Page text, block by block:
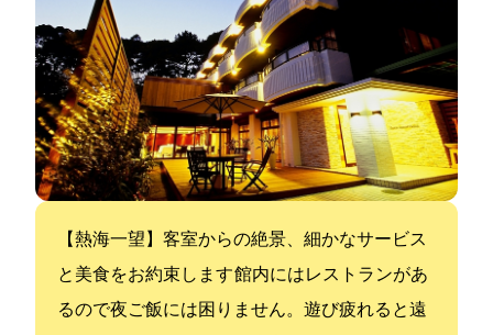
【熱海一望】客室からの絶景、細かなサービス
と美食をお約束します 館内にはレストランがあ
るので夜ご飯には困りません。遊び疲れると遠